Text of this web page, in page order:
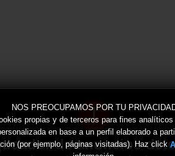
!
de anuncios
NOS PREOCUPAMOS POR TU
propias y de terceros para fines
en base a un perfil elaborado a
(por ejemplo, páginas visitadas). Haz click